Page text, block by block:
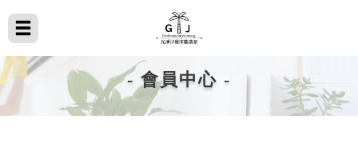
- 會員中心 -